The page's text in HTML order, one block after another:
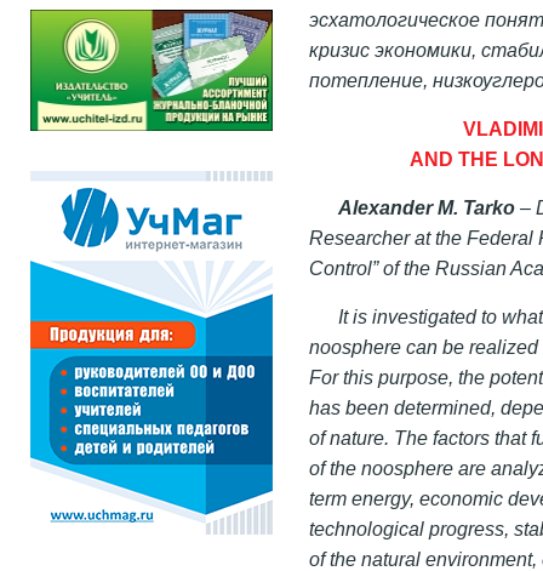
эсхатологическое
кризис экономики,
потепление,
AND THE
Alexander M. Tarko –
Researcher at the Federal
Control” of the Russian
It is investigated to
noosphere can be
For this purpose, the
has been determined,
of nature. The factors that
of the noosphere are
term energy, economic
technological progress,
of the natural